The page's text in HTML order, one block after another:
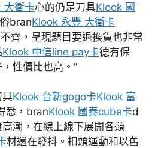
大衛卡心的仍是刀具Klook 國
branKlook 永豐 大衛卡
齊，呈現題目要退換貨也非常
Klook 中信line pay卡德有保
性價比也高。”
具Klook 台新gogo卡Klook 富
悉，branKlook 國泰cube卡d
潮，在線上線下展開各類
材還在發抖。扣頭運動和以舊